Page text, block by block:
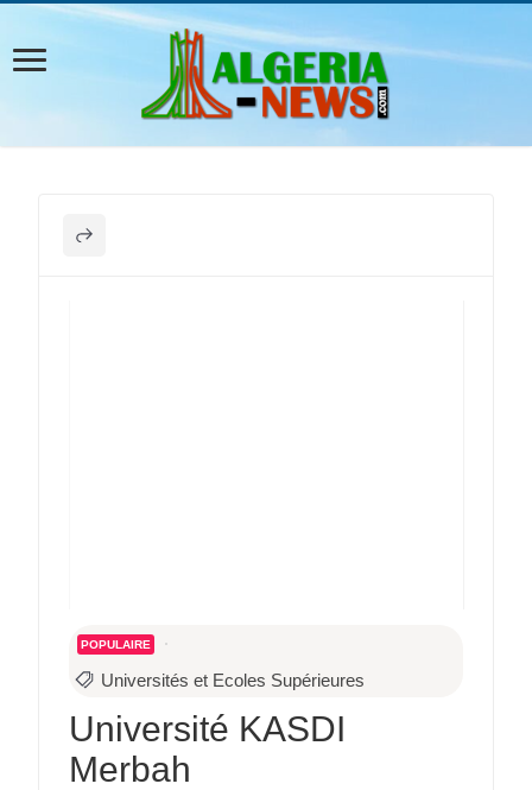
POPULAIRE
Universités et Ecoles Supérieures
Université KASDI
Merbah